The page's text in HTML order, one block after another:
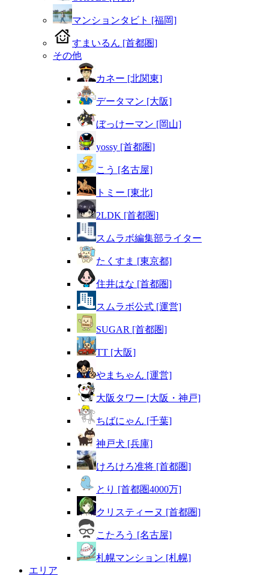
マンションタビト [福岡]
すまいるん [首都圏]
その他
カネー [北関東]
データマン [大阪]
ぼっけーマン [岡山]
yossy [首都圏]
こう [名古屋]
トミー [東北]
2LDK [首都圏]
スムラボ編集部ライター
たくすま [東京都]
住井はな [首都圏]
スムラボ公式 [運営]
SUGAR [首都圏]
TT [大阪]
やまちゃん [運営]
大阪タワー [大阪・神戸]
ちばにゃん [千葉]
神戸犬 [兵庫]
けろけろ准将 [首都圏]
とり [首都圏4000万]
クリスティーヌ [首都圏]
こたろう [名古屋]
札幌マンション [札幌]
エリア